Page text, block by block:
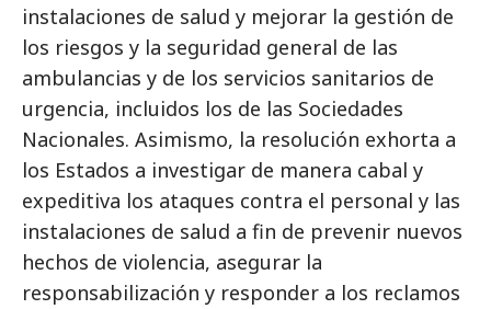
instalaciones de salud y mejorar la gestión de
los riesgos y la seguridad general de las
ambulancias y de los servicios sanitarios de
urgencia, incluidos los de las Sociedades
Nacionales. Asimismo, la resolución exhorta a
los Estados a investigar de manera cabal y
expeditiva los ataques contra el personal y las
instalaciones de salud a fin de prevenir nuevos
hechos de violencia, asegurar la
responsabilización y responder a los reclamos